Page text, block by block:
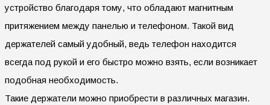
устройство благодаря тому, что обладают магнитным
притяжением между панелью и телефоном. Такой вид
держателей самый удобный, ведь телефон находится
всегда под рукой и его быстро можно взять, если возникает
подобная необходимость.
Такие держатели можно приобрести в различных магазин.